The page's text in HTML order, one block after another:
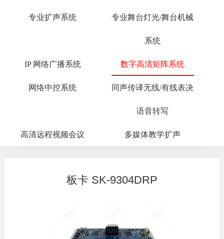
专业扩声系统 专业舞台灯光/舞台机械
系统
IP 网络广播系统 数字高清矩阵系统
网络中控系统 同声传译无线/有线表决
语音转写
高清远程视频会议 多媒体教学扩声
板卡 SK-9304DRP